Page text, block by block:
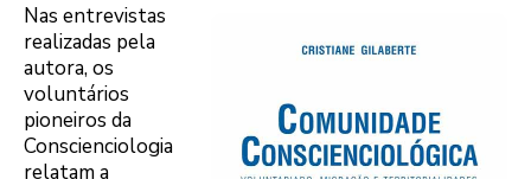
Nas entrevistas
realizadas pela
autora, os
voluntários
pioneiros da
Conscienciologia
relatam a